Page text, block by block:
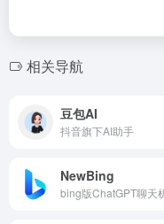
相关导航
豆包AI
抖音旗下AI助手
NewBing